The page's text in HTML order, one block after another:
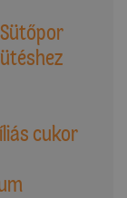
cukor